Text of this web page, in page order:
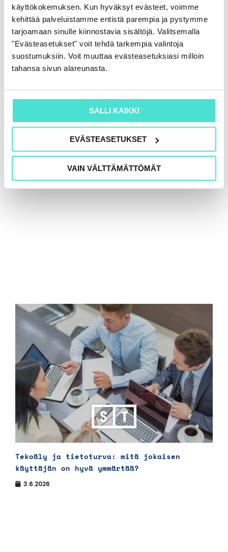
käyttökokemuksen. Kun hyväksyt evästeet, voimme
kehittää palveluistamme entistä parempia ja pystymme
tarjoamaan sinulle kiinnostavia sisältöjä. Valitsemalla
"Evästeasetukset" voit tehdä tarkempia valintoja
suostumuksiin. Voit muuttaa evästeasetuksiasi milloin
tahansa sivun alareunasta.
SALLI KAIKKI
EVÄSTEASETUKSET
VAIN VÄLTTÄMÄTTÖMÄT
Tekoäly ja taloudellisen raportoinnin uusi
16.6.2026
Tekoäly ja tietoturva: mitä jokaisen
käyttäjän on hyvä ymmärtää?
3.6.2026